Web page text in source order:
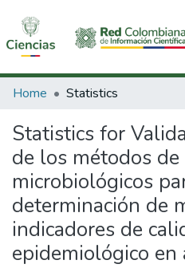
Communities & Collections
All of DSpace
Home Statistics
Statistics for
de los métodos de
microbiológicos
determinación de
indicadores de
epidemiológico en